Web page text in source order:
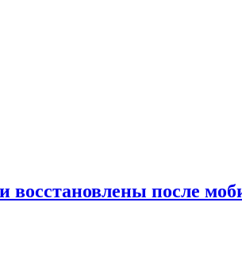
восстановлены после